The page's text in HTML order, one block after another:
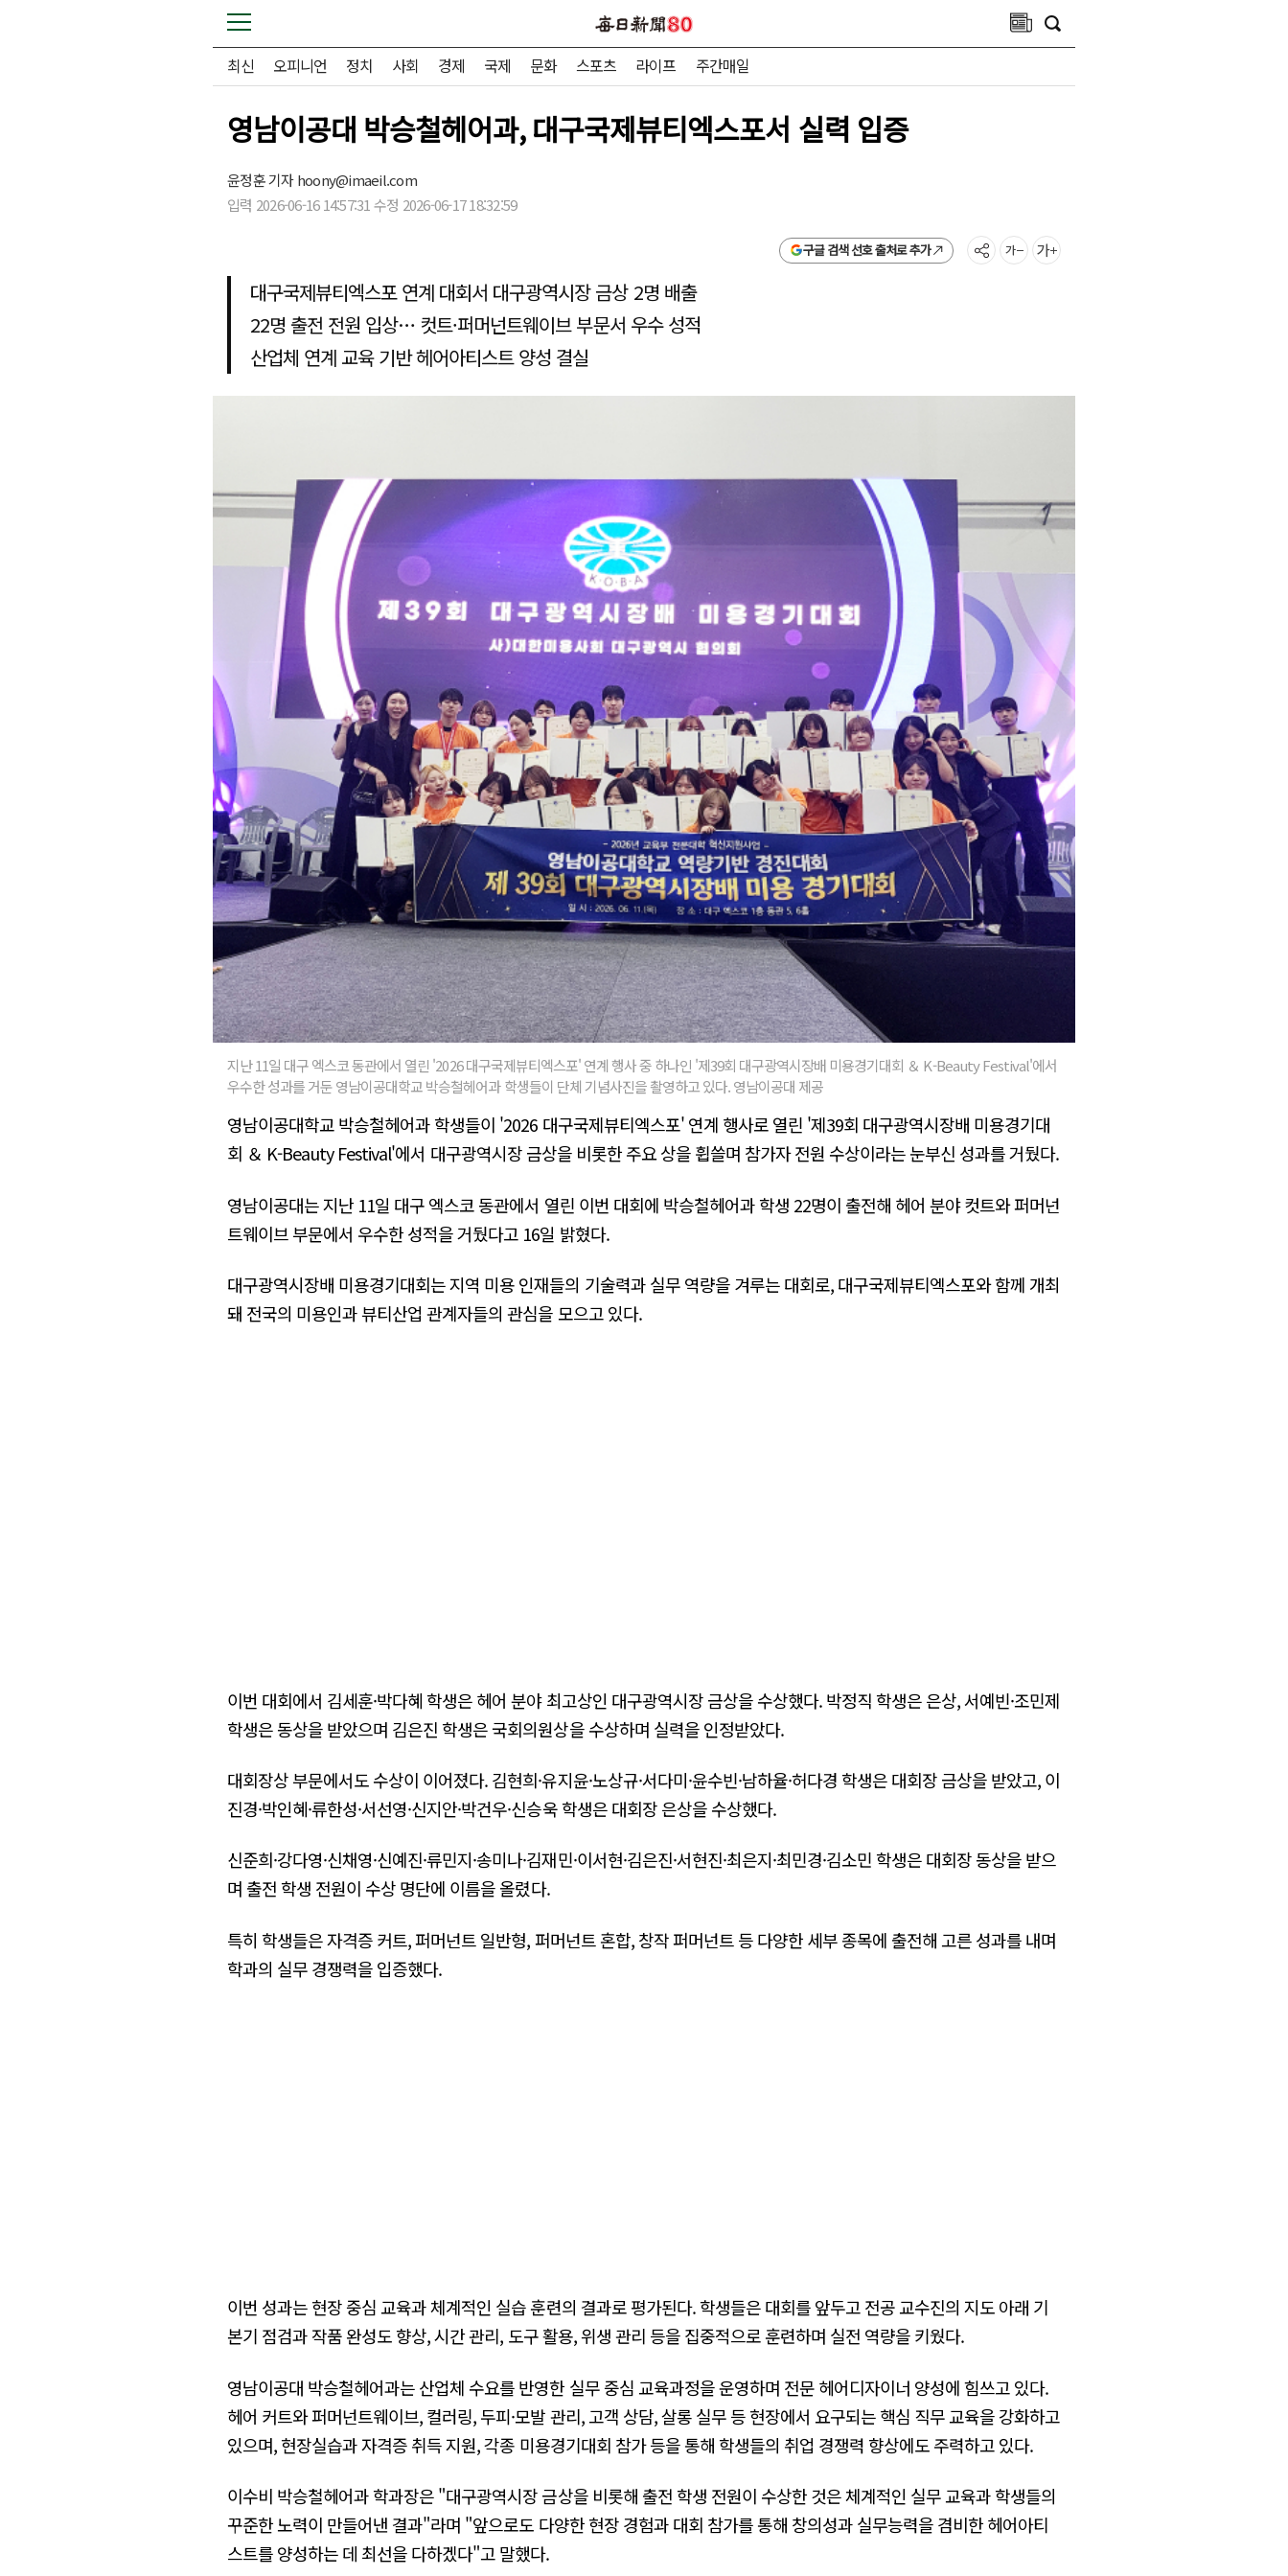
최신 오피니언 정치 사회 경제 국제 문화 스포츠 라이프 주간매일
영남이공대 박승철헤어과, 대구국제뷰티엑스포서 실력 입증
윤정훈 기자hoony@imaeil.com
입력 2026-06-16 14:57:31 수정 2026-06-17 18:32:59
구글 검색 선호 출처로 추가
대구국제뷰티엑스포 연계 대회서 대구광역시장 금상 2명 배출
22명 출전 전원 입상… 컷트·퍼머넌트웨이브 부문서 우수 성적
산업체 연계 교육 기반 헤어아티스트 양성 결실
지난 11일 대구 엑스코 동관에서 열린 '2026 대구국제뷰티엑스포' 연계 행사 중 하나인 '제39회 대구광역시장배 미용경기대회 ＆ K-Beauty Festival'에서
우수한 성과를 거둔 영남이공대학교 박승철헤어과 학생들이 단체 기념사진을 촬영하고 있다. 영남이공대 제공
영남이공대학교 박승철헤어과 학생들이 '2026 대구국제뷰티엑스포' 연계 행사로 열린 '제39회 대구광역시장배 미용경기대
회 ＆ K-Beauty Festival'에서 대구광역시장 금상을 비롯한 주요 상을 휩쓸며 참가자 전원 수상이라는 눈부신 성과를 거뒀다.
영남이공대는 지난 11일 대구 엑스코 동관에서 열린 이번 대회에 박승철헤어과 학생 22명이 출전해 헤어 분야 컷트와 퍼머넌
트웨이브 부문에서 우수한 성적을 거뒀다고 16일 밝혔다.
대구광역시장배 미용경기대회는 지역 미용 인재들의 기술력과 실무 역량을 겨루는 대회로, 대구국제뷰티엑스포와 함께 개최
돼 전국의 미용인과 뷰티산업 관계자들의 관심을 모으고 있다.
이번 대회에서 김세훈·박다혜 학생은 헤어 분야 최고상인 대구광역시장 금상을 수상했다. 박정직 학생은 은상, 서예빈·조민제
학생은 동상을 받았으며 김은진 학생은 국회의원상을 수상하며 실력을 인정받았다.
대회장상 부문에서도 수상이 이어졌다. 김현희·유지윤·노상규·서다미·윤수빈·남하율·허다경 학생은 대회장 금상을 받았고, 이
진경·박인혜·류한성·서선영·신지안·박건우·신승욱 학생은 대회장 은상을 수상했다.
신준희·강다영·신채영·신예진·류민지·송미나·김재민·이서현·김은진·서현진·최은지·최민경·김소민 학생은 대회장 동상을 받으
며 출전 학생 전원이 수상 명단에 이름을 올렸다.
특히 학생들은 자격증 커트, 퍼머넌트 일반형, 퍼머넌트 혼합, 창작 퍼머넌트 등 다양한 세부 종목에 출전해 고른 성과를 내며
학과의 실무 경쟁력을 입증했다.
이번 성과는 현장 중심 교육과 체계적인 실습 훈련의 결과로 평가된다. 학생들은 대회를 앞두고 전공 교수진의 지도 아래 기
본기 점검과 작품 완성도 향상, 시간 관리, 도구 활용, 위생 관리 등을 집중적으로 훈련하며 실전 역량을 키웠다.
영남이공대 박승철헤어과는 산업체 수요를 반영한 실무 중심 교육과정을 운영하며 전문 헤어디자이너 양성에 힘쓰고 있다.
헤어 커트와 퍼머넌트웨이브, 컬러링, 두피·모발 관리, 고객 상담, 살롱 실무 등 현장에서 요구되는 핵심 직무 교육을 강화하고
있으며, 현장실습과 자격증 취득 지원, 각종 미용경기대회 참가 등을 통해 학생들의 취업 경쟁력 향상에도 주력하고 있다.
이수비 박승철헤어과 학과장은 "대구광역시장 금상을 비롯해 출전 학생 전원이 수상한 것은 체계적인 실무 교육과 학생들의
꾸준한 노력이 만들어낸 결과"라며 "앞으로도 다양한 현장 경험과 대회 참가를 통해 창의성과 실무능력을 겸비한 헤어아티
스트를 양성하는 데 최선을 다하겠다"고 말했다.